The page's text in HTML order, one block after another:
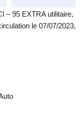
– 95 EXTRA utilitaire,
le 07/07/2023,